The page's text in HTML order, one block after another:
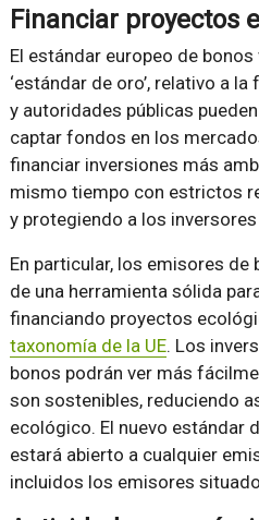
Financiar proyectos
El estándar europeo de
‘estándar de oro’, relativo a
y autoridades públicas
captar fondos en los
financiar inversiones más
mismo tiempo con estrictos
y protegiendo a los
En particular, los emisores
de una herramienta sólida
financiando proyectos
taxonomía de la UE. Los
bonos podrán ver más
son sostenibles, reduciendo
ecológico. El nuevo estándar
estará abierto a cualquier
incluidos los emisores